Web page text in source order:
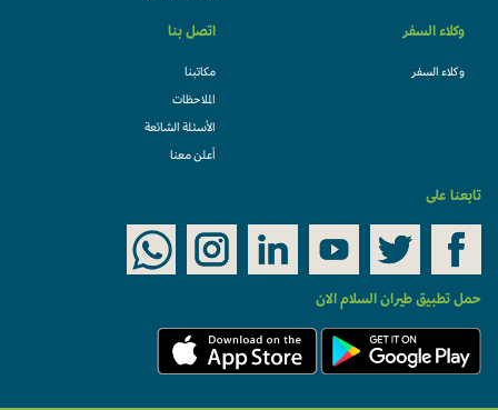
وكلاء السفر
وكلاء السفر
اتصل بنا
مكاتبنا
الملاحظات
الأسئلة الشائعة
أعلن معنا
تابعنا على
حمل تطبيق طيران السلام الان